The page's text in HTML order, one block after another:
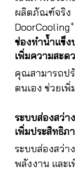
ผลิตภัณฑ์จริง
DoorCooling+
ช่องทำน้ำแข็ง
เพิ่มความสะด
คุณสามารถป
ตนเอง ช่วยเ
ระบบส่องสว่า
เพิ่มประสิทธิภ
ระบบส่องสว่า
พลังงาน และ